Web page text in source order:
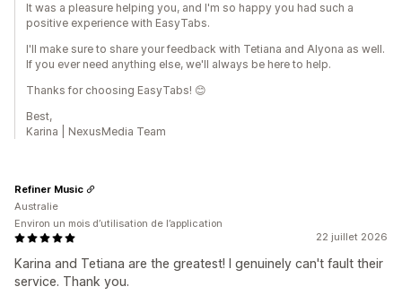
It was a pleasure helping you, and I'm so happy you had such a
positive experience with EasyTabs.
I'll make sure to share your feedback with Tetiana and Alyona as well.
If you ever need anything else, we'll always be here to help.
Thanks for choosing EasyTabs! 😊
Best,
Karina | NexusMedia Team
22 juillet 2026
Karina and Tetiana are the greatest! I genuinely can't fault their
service. Thank you.
Refiner Music
Australie
Environ un mois d’utilisation de l’application